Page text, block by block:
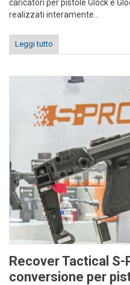
caricatori per pistole Glock e
realizzati interamente...
Leggi tutto
Recover Tactical S-
conversione per